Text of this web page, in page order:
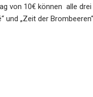
von 10€ können alle drei
und „Zeit der